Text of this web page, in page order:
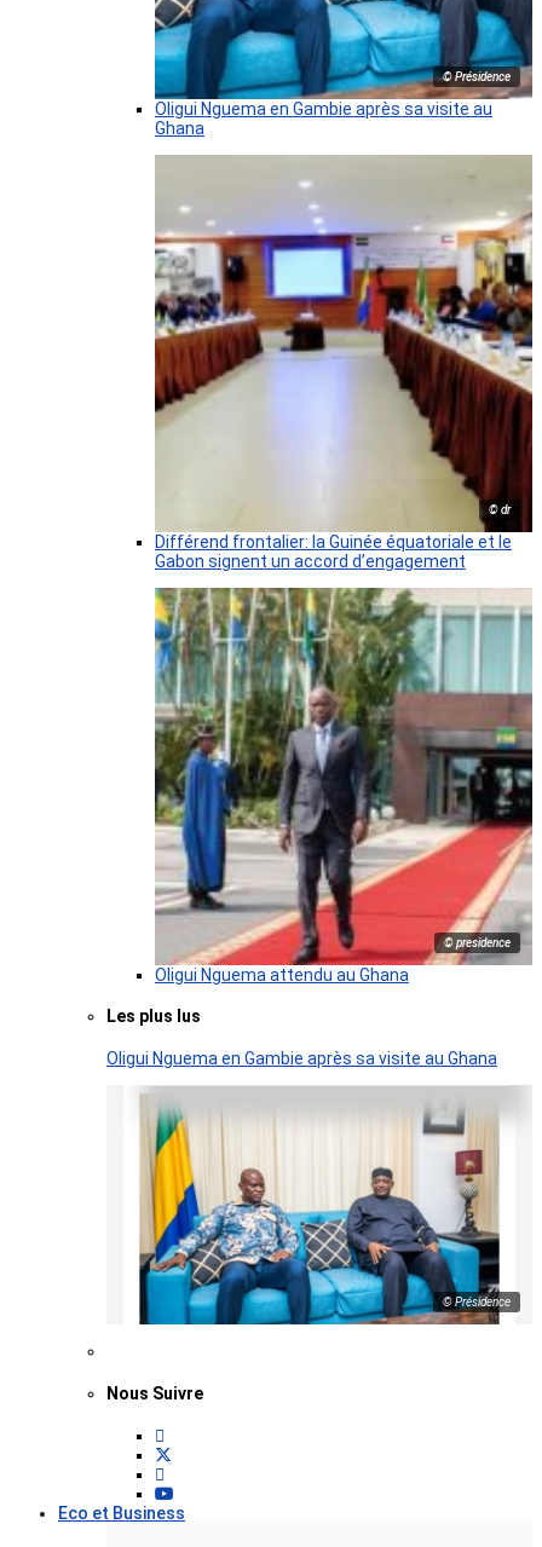
© Présidence
Oligui Nguema en Gambie après sa visite au
Ghana
© dr
Différend frontalier: la Guinée équatoriale et le
Gabon signent un accord d’engagement
© presidence
Oligui Nguema attendu au Ghana
Les plus lus
Oligui Nguema en Gambie après sa visite au Ghana
© Présidence
Nous Suivre
Eco et Business